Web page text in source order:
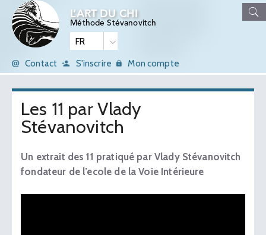
L’ART DU CHI
Méthode Stévanovitch
Contact S'inscrire Mon compte
Les 11 par Vlady
Stévanovitch
Un extrait des 11 pratiqué par Vlady Stévanovitch
fondateur de l’ecole de la Voie Intérieure